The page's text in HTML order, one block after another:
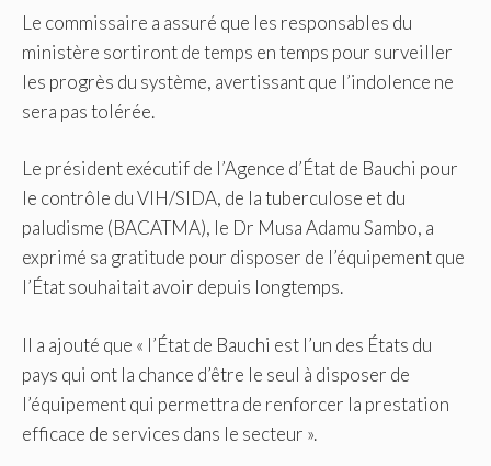
Le commissaire a assuré que les responsables du
ministère sortiront de temps en temps pour surveiller
les progrès du système, avertissant que l’indolence ne
sera pas tolérée.
Le président exécutif de l’Agence d’État de Bauchi pour
le contrôle du VIH/SIDA, de la tuberculose et du
paludisme (BACATMA), le Dr Musa Adamu Sambo, a
exprimé sa gratitude pour disposer de l’équipement que
l’État souhaitait avoir depuis longtemps.
Il a ajouté que « l’État de Bauchi est l’un des États du
pays qui ont la chance d’être le seul à disposer de
l’équipement qui permettra de renforcer la prestation
efficace de services dans le secteur ».